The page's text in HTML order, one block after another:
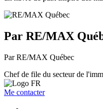
Par RE/MAX
Par RE/MAX Québec
Chef de file du secteur de
Me contacter